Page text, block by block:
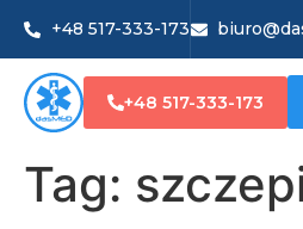
+48 517-333-173
+48 517-333-173
Tag: